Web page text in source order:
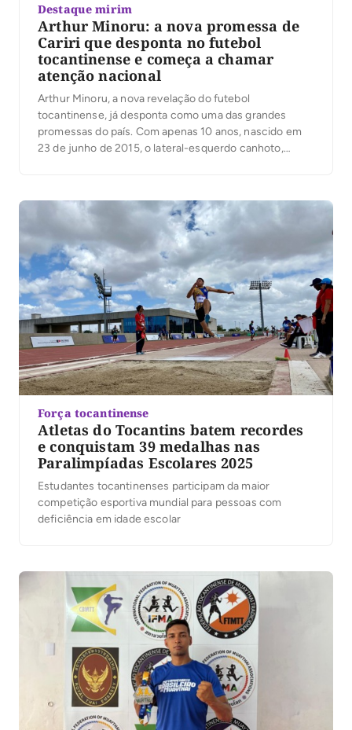
Destaque mirim
Arthur Minoru: a nova promessa de
Cariri que desponta no futebol
tocantinense e começa a chamar
atenção nacional
Arthur Minoru, a nova revelação do futebol
tocantinense, já desponta como uma das grandes
promessas do país. Com apenas 10 anos, nascido em
23 de junho de 2015, o lateral-esquerdo canhoto,
atenção dentro e fora do Tocantins. Aluno da rede
Força tocantinense
Atletas do Tocantins batem recordes
e conquistam 39 medalhas nas
Paralimpíadas Escolares 2025
Estudantes tocantinenses participam da maior
competição esportiva mundial para pessoas com
deficiência em idade escolar